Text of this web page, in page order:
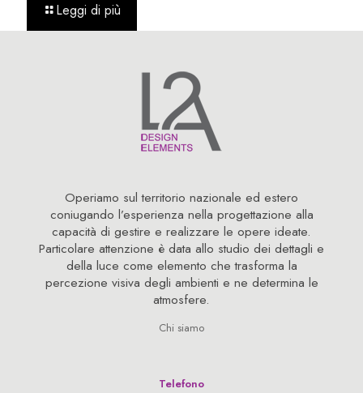
Leggi di più
Operiamo sul territorio nazionale ed estero
coniugando l’esperienza nella progettazione alla
capacità di gestire e realizzare le opere ideate.
Particolare attenzione è data allo studio dei dettagli e
della luce come elemento che trasforma la
percezione visiva degli ambienti e ne determina le
atmosfere.
Chi siamo
Telefono